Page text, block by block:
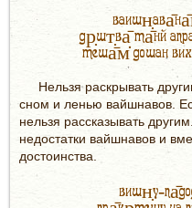
др̣шт̣ва̄ та̄нй
теша̄м̇ дошан
Нельзя раскрывать
сном и ленью вайшнавов.
нельзя рассказывать
недостатки вайшнавов и
достоинства.
вишн̣у-